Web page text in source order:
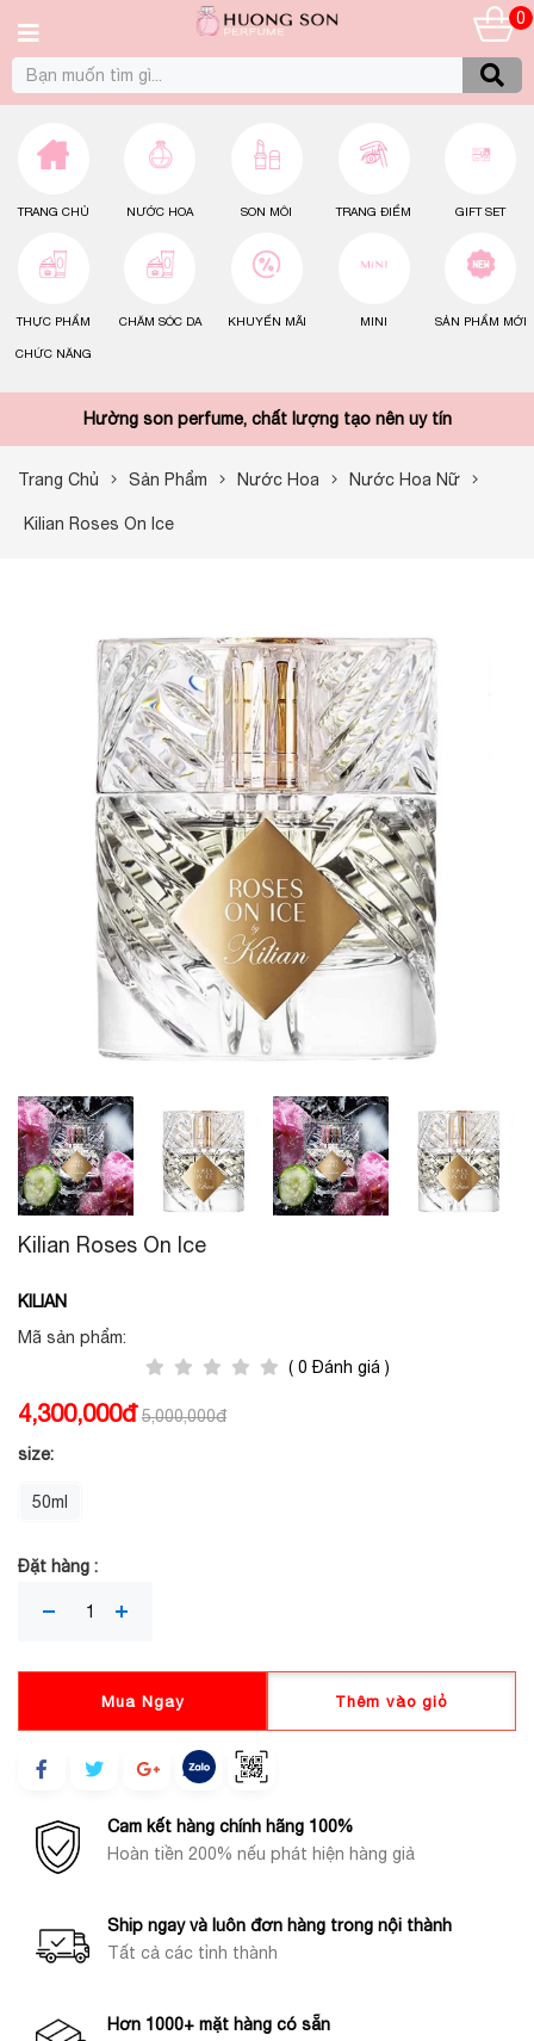
0
TRANG CHỦ NƯỚC HOA SON MÔI TRANG ĐIỂM GIFT SET
THỰC PHẨM
CHỨC NĂNG
CHĂM SÓC DA KHUYẾN MÃI MINI SẢN PHẨM MỚI
Hường son perfume, chất lượng tạo nên uy tín
Trang Chủ Sản Phẩm Nước Hoa Nước Hoa Nữ
Kilian Roses On Ice
Kilian Roses On Ice
KILIAN
Mã sản phẩm:
( 0 Đánh giá )
4,300,000đ 5,000,000đ
size:
50ml
Đặt hàng :
Mua Ngay Thêm vào giỏ
Cam kết hàng chính hãng 100%
Hoàn tiền 200% nếu phát hiện hàng giả
Ship ngay và luôn đơn hàng trong nội thành
Tất cả các tỉnh thành
Hơn 1000+ mặt hàng có sẵn